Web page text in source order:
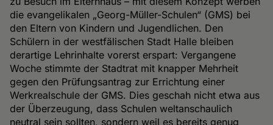
die evangelikalen „Georg-Müller-Schulen“ (GMS) bei
den Eltern von Kindern und Jugendlichen. Den
Schülern in der westfälischen Stadt Halle bleiben
derartige Lehrinhalte vorerst erspart: Vergangene
Woche stimmte der Stadtrat mit knapper Mehrheit
gegen den Prüfungsantrag zur Errichtung einer
Werkrealschule der GMS. Dies geschah nicht etwa aus
der Überzeugung, dass Schulen weltanschaulich
neutral sein sollten, sondern weil es bereits genug